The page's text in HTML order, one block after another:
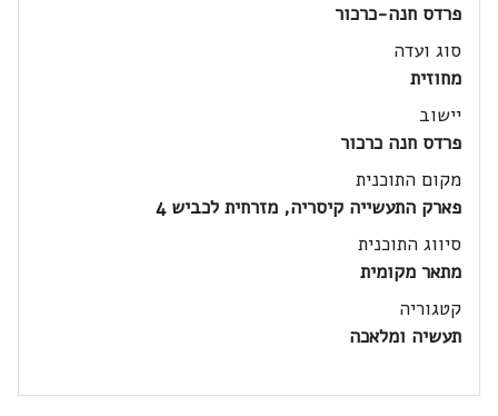
פרדס חנה-כרכור
סוג ועדה
מחוזית
יישוב
פרדס חנה כרכור
מקום התוכנית
פארק התעשייה קיסריה, מזרחית לכביש 4
סיווג התוכנית
מתאר מקומית
קטגוריה
תעשיה ומלאכה